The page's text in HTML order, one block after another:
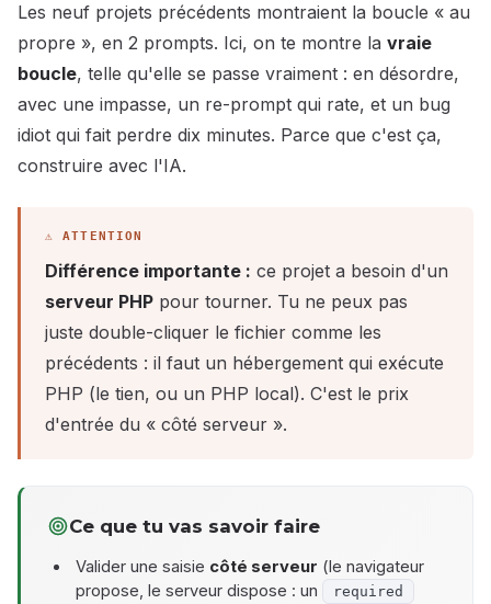
Les neuf projets précédents montraient la boucle « au
propre », en 2 prompts. Ici, on te montre la vraie
boucle, telle qu'elle se passe vraiment : en désordre,
avec une impasse, un re-prompt qui rate, et un bug
idiot qui fait perdre dix minutes. Parce que c'est ça,
construire avec l'IA.
Différence importante : ce projet a besoin d'un
serveur PHP pour tourner. Tu ne peux pas
juste double-cliquer le fichier comme les
précédents : il faut un hébergement qui exécute
PHP (le tien, ou un PHP local). C'est le prix
d'entrée du « côté serveur ».
Ce que tu vas savoir faire
Valider une saisie côté serveur (le navigateur
propose, le serveur dispose : un
required